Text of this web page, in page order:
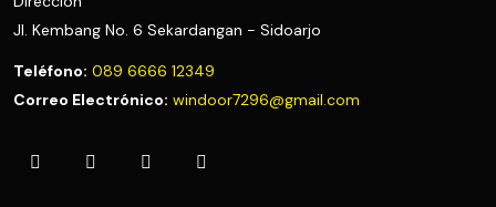
Jl. Kembang No. 6 Sekardangan - Sidoarjo
Teléfono: 089 6666 12349
Correo Electrónico: windoor7296@gmail.com